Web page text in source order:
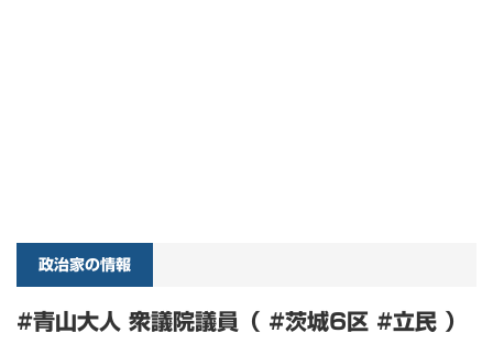
政治家の情報
#青山大人 衆議院議員（ #茨城6区 #立民 ）